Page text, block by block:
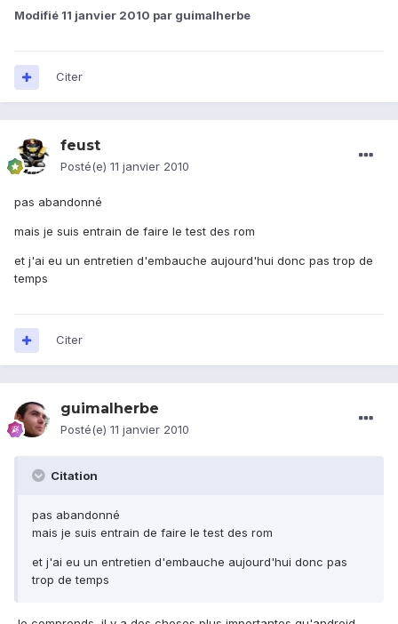
Modifié 11 janvier 2010 par guimalherbe
Citer
feust
Posté(e) 11 janvier 2010
pas abandonné
mais je suis entrain de faire le test des rom
et j'ai eu un entretien d'embauche aujourd'hui donc pas trop de
temps
Citer
guimalherbe
Posté(e) 11 janvier 2010
Citation
pas abandonné
mais je suis entrain de faire le test des rom
et j'ai eu un entretien d'embauche aujourd'hui donc pas
trop de temps